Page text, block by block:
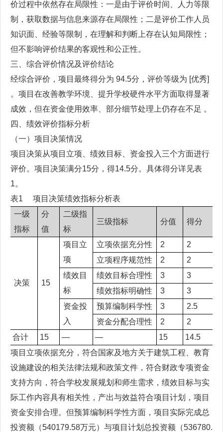
价过程中依然存在局限性：一是由于评价时间、人力等限
制，获取数据与信息来源存在局限性；二是评价工作人员
知识面、经验等限制，在理解和判断上存在认知局限性；
但不影响评价结果的客观性和公正性。
三、综合评价情况及评价结论
经综合评价，项目最终得分为 94.5分，评价等级为 [优秀]
。项目在改善教学环境、提升学校硬件水平方面取得显著
成效，但在资金使用效率、部分细节处理上仍存在不足 。
四、绩效评价指标分析
（一）项目决策情况
项目决策从项目立项、绩效目标、资金投入三个方面进行
评价。项目决策满分15分，得14.5分。具体得分详见表
1。
表1 项目决策绩效指标分析表
一级
指标
分
值
二级指
标
三级指标 分值 得分
决策 15
项目立
项
立项依据充分性 2
2
立项程序规范性
2
2
绩效目
标
绩效目标合理性 3
3
绩效指标明确性
3
3
资金投
入
预算编制科学性 3
2.5
资金分配合理性
2
2
合计
15 — — 15
14.5
项目立项依据充分，符合国家及地方关于建筑工程、教育
设施建设的相关法律法规和政策文件，符合财政专项资金
支持方向，符合学校发展规划和师生需求，绩效目标与实
际工作内容具有相关性，产出与效益符合项目计划，项目
资金安排合理。但预算编制科学性方面，项目实际完成总
投资额（540179.58万元）与项目计划总投资额（536780.